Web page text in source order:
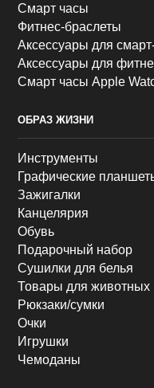
Смарт часы
Фитнес-браслеты
Аксессуары для
Аксессуары для
Смарт часы Apple
ОБРАЗ ЖИЗНИ
Инструменты
Графические
Зажигалки
Канцелярия
Обувь
Подарочный набор
Сушилки для белья
Товары для животных
Рюкзаки/сумки
Очки
Игрушки
Чемоданы